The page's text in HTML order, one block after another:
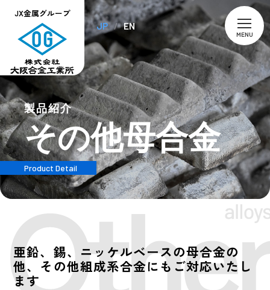
JX金属グループ
JP
EN
MENU
製品紹介
その他母合金
Product Detail
亜鉛、錫、ニッケルベースの母合金の
他、 その他組成系合金にもご対応いたし
ます